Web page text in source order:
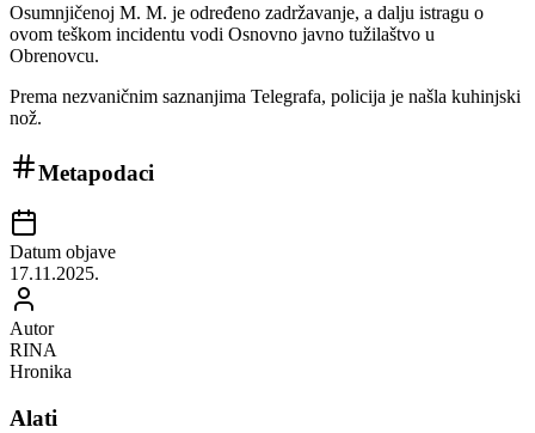
Osumnjičenoj M. M. je određeno zadržavanje, a dalju istragu o
ovom teškom incidentu vodi Osnovno javno tužilaštvo u
Obrenovcu.
Prema nezvaničnim saznanjima Telegrafa, policija je našla kuhinjski
nož.
Metapodaci
Datum objave
17.11.2025.
Autor
RINA
Hronika
Alati